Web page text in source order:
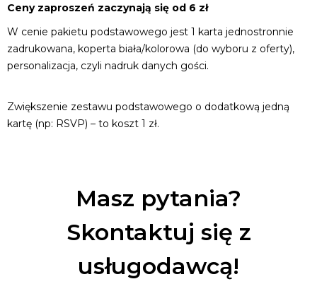
Indywidualne podejście do klienta
Ręcznie wykonana papeteria
Ceny zaproszeń zaczynają się od 6 zł
W cenie pakietu podstawowego jest 1 karta jednostronnie
zadrukowana, koperta biała/kolorowa (do wyboru z oferty),
personalizacja, czyli nadruk danych gości.
Zwiększenie zestawu podstawowego o dodatkową jedną
kartę (np: RSVP) – to koszt 1 zł.
Masz pytania?
Skontaktuj się z
usługodawcą!